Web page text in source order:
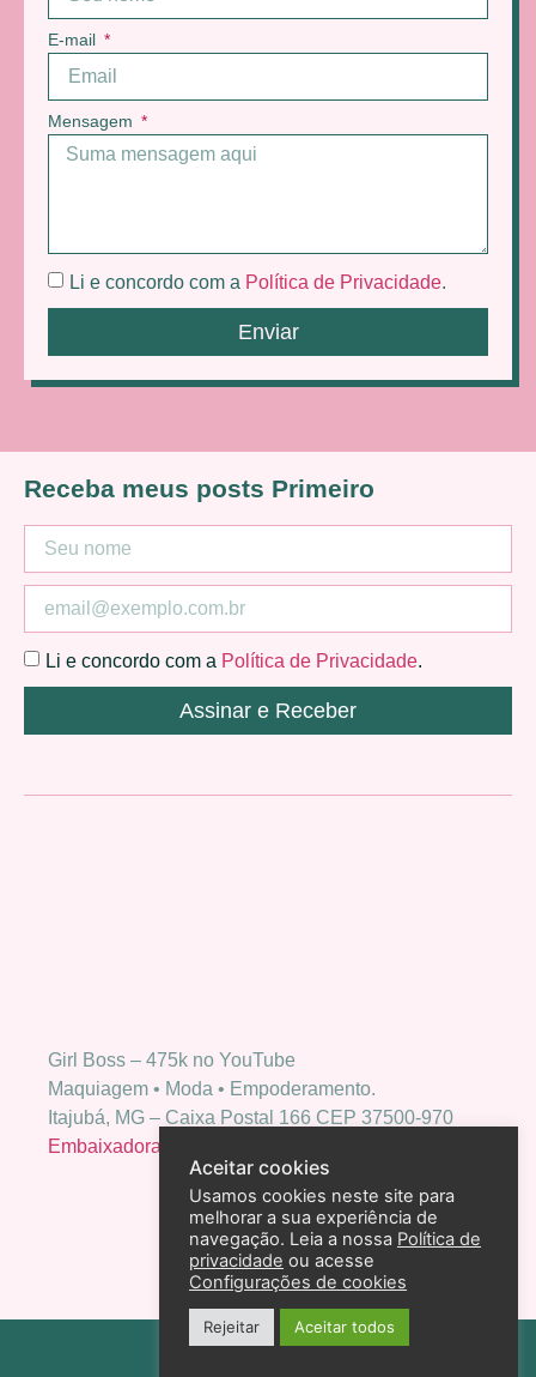
E-mail
Mensagem
Li e concordo com a Política de Privacidade.
Enviar
Girl Boss – 475k no YouTube
Maquiagem • Moda • Empoderamento.
Itajubá, MG – Caixa Postal 166 CEP 37500-970
Embaixadora Bio Extratus
Receba meus posts Primeiro
Li e concordo com a Política de Privacidade.
Assinar e Receber
Política de privacidade
Aceitar cookies
Usamos cookies neste site para
melhorar a sua experiência de
navegação. Leia a nossa Política de
privacidade ou acesse
Configurações de cookies
Rejeitar Aceitar todos